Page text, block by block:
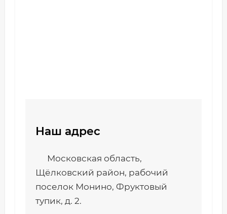
Наш адрес
Московская область,
Щёлковский район, рабочий
поселок Монино, Фруктовый
тупик, д. 2.